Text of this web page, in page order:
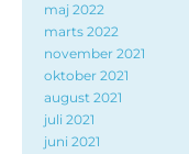
maj 2022
marts 2022
november 2021
oktober 2021
august 2021
juli 2021
juni 2021